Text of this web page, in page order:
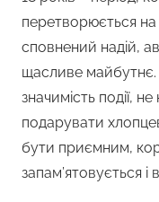
перетворюється на
сповнений надій,
щасливе майбутнє.
значимість події,
подарувати
бути приємним,
запам’ятовується